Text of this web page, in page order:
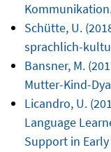
Schütte, U.
sprachlich-
Bansner, M.
Mutter-Kind-
Licandro, U.
Language
Support in